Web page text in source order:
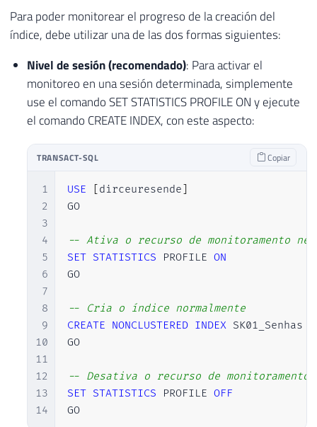
Para poder monitorear el progreso de la creación del
índice, debe utilizar una de las dos formas siguientes:
Nivel de sesión (recomendado): Para activar el
monitoreo en una sesión determinada, simplemente
use el comando SET STATISTICS PROFILE ON y ejecute
el comando CREATE INDEX, con este aspecto:
TRANSACT-SQL Copiar
1
2
3
4
5
6
7
8
9
10
11
12
13
14
USE dirceuresende
GO
-- Ativa o recurso de monitoramento
SET STATISTICS PROFILE ON
GO
-- Cria o índice normalmente
CREATE NONCLUSTERED INDEX SK01_Senhas
GO
-- Desativa o recurso de monitoramento
SET STATISTICS PROFILE OFF
GO